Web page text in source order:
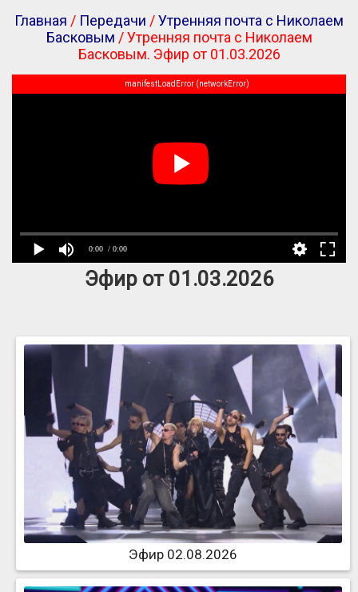
Главная / Передачи /Утренняя почта с Николаем
Басковым / Утренняя почта с Николаем
Басковым. Эфир от 01.03.2026
0:00 / 0:00
manifestLoadError (networkError)
Эфир от 01.03.2026
Эфир 02.08.2026